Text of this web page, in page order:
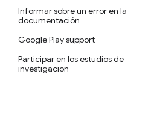
Informar sobre un error en la
documentación
Google Play support
Participar en los estudios de
investigación